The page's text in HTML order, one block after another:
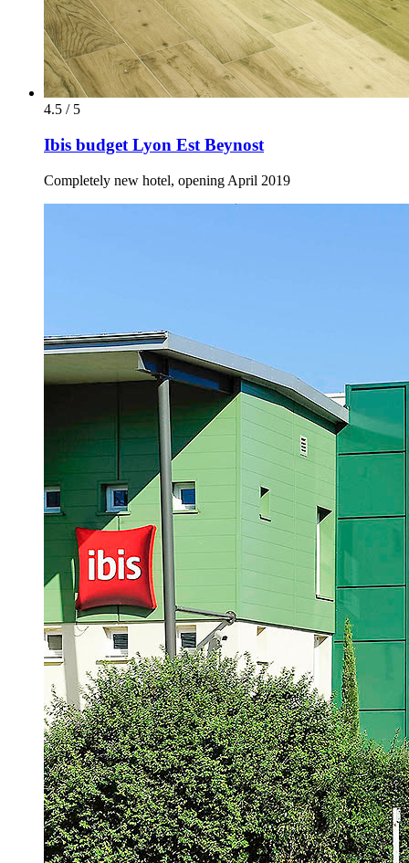
4.5 / 5
Ibis budget Lyon Est Beynost
Completely new hotel, opening April 2019